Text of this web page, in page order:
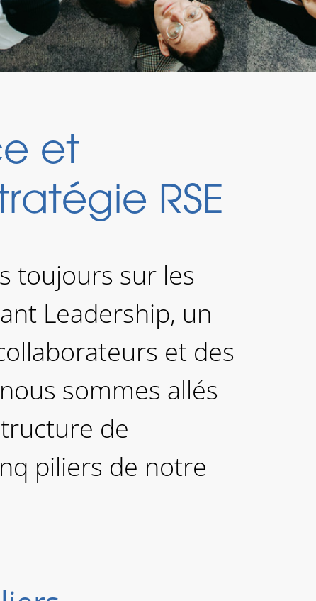
et
RSE
toujours sur les
Leadership, un
et des
sommes allés
de
piliers de notre